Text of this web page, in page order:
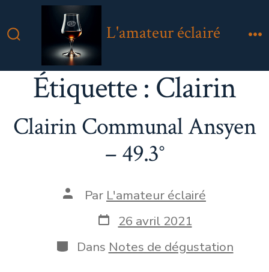
au
Bascule
Rechercher
L'amateur éclairé
Étiquette : Clairin
Clairin Communal Ansyen
– 49.3°
Auteur
publication
Par L'amateur éclairé
Date
de
publication
26 avril 2021
Catégories
Dans Notes de dégustation